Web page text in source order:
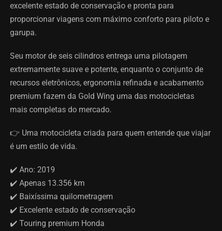
excelente estado de conservação e pronta para
proporcionar viagens com máximo conforto para piloto e
garupa.
Seu motor de seis cilindros entrega uma pilotagem
extremamente suave e potente, enquanto o conjunto de
recursos eletrônicos, ergonomia refinada e acabamento
premium fazem da Gold Wing uma das motocicletas
mais completas do mercado.
👉 Uma motocicleta criada para quem entende que viajar
é um estilo de vida.
✔️ Ano: 2019
✔️ Apenas 13.356 km
✔️ Baixíssima quilometragem
✔️ Excelente estado de conservação
✔️ Touring premium Honda